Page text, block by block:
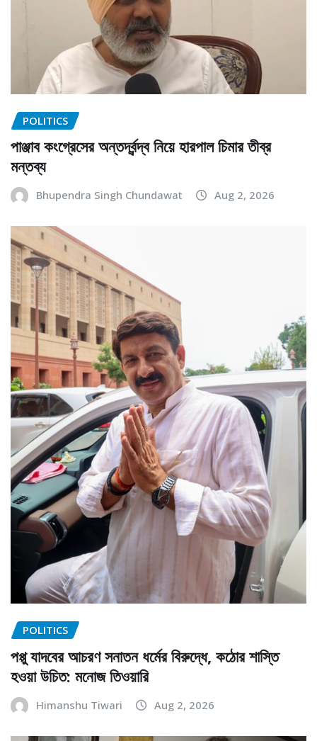
POLITICS
পাঞ্জাব কংগ্রেসের অন্তর্দ্বন্দ্ব নিয়ে হারপাল চিমার তীব্র
মন্তব্য
Bhupendra Singh Chundawat Aug 2, 2026
POLITICS
পপ্পু যাদবের আচরণ সনাতন ধর্মের বিরুদ্ধে, কঠোর শাস্তি
হওয়া উচিত: মনোজ তিওয়ারি
Himanshu Tiwari Aug 2, 2026